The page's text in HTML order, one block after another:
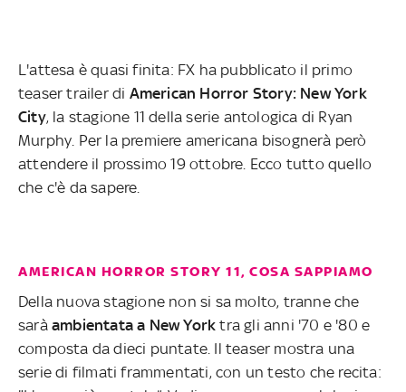
L'attesa è quasi finita: FX ha pubblicato il primo
teaser trailer di American Horror Story: New York
City, la stagione 11 della serie antologica di Ryan
Murphy. Per la premiere americana bisognerà però
attendere il prossimo 19 ottobre. Ecco tutto quello
che c'è da sapere.
AMERICAN HORROR STORY 11, COSA SAPPIAMO
Della nuova stagione non si sa molto, tranne che
sarà ambientata a New York tra gli anni '70 e '80 e
composta da dieci puntate. Il teaser mostra una
serie di filmati frammentati, con un testo che recita: